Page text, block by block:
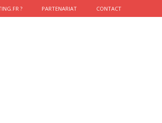
? PARTENARIAT CONTACT